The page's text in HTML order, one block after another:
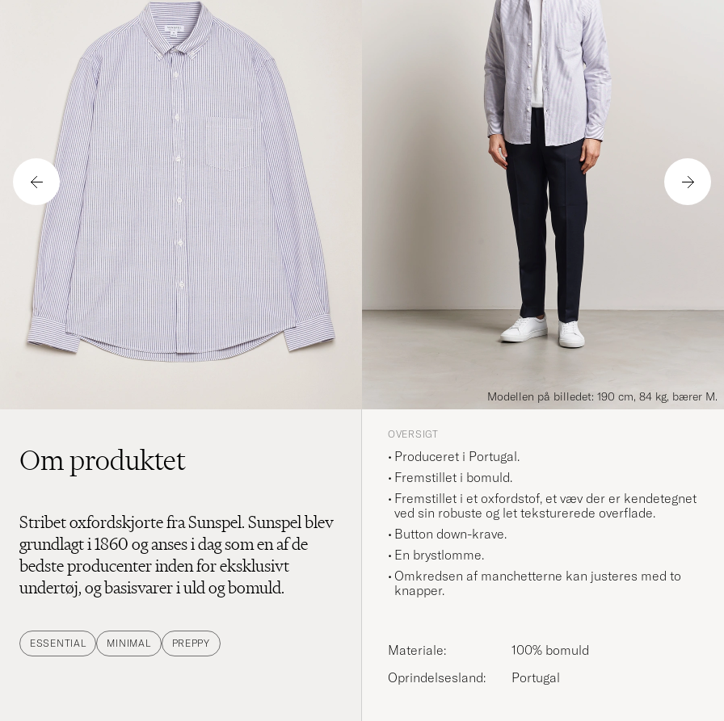
Modellen på billedet: 190 cm, 84 kg, bærer M.
Om produktet
Stribet oxfordskjorte fra Sunspel. Sunspel blev
grundlagt i 1860 og anses i dag som en af de
bedste producenter inden for eksklusivt
undertøj, og basisvarer i uld og bomuld.
ESSENTIAL MINIMAL PREPPY
OVERSIGT
Produceret i Portugal.
Fremstillet i bomuld.
Fremstillet i et oxfordstof, et væv der er kendetegnet
ved sin robuste og let teksturerede overflade.
Button down-krave.
En brystlomme.
Omkredsen af manchetterne kan justeres med to
knapper.
Materiale:
100% bomuld
Oprindelsesland:
Portugal